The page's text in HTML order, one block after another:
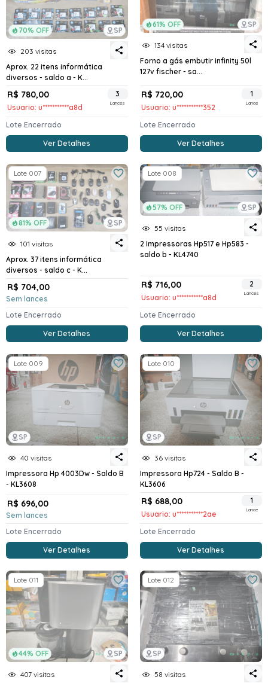
70% OFF SP
203 visitas
Aprox. 22 itens informática
diversos - saldo a - K...
R$ 780,00
Usuario: u***********a8d
3
Lances
Lote Encerrado
Ver Detalhes
61% OFF SP
134 visitas
Forno a gás embutir infinity 50l
127v fischer - sa...
R$ 720,00
Usuario: u***********352
1
Lance
Lote Encerrado
Ver Detalhes
81% OFF SP
Lote 007
101 visitas
Aprox. 37 itens informática
diversos - saldo c - K...
R$ 704,00
Sem lances
Lote Encerrado
Ver Detalhes
57% OFF SP
Lote 008
55 visitas
2 Impressoras Hp517 e Hp583 -
saldo b - KL4740
R$ 716,00
Usuario: u***********a8d
2
Lances
Lote Encerrado
Ver Detalhes
SP
Lote 009
40 visitas
Impressora Hp 4003Dw - Saldo B
- KL3608
R$ 696,00
Sem lances
Lote Encerrado
Ver Detalhes
SP
Lote 010
36 visitas
Impressora Hp724 - Saldo B -
KL3606
R$ 688,00
Usuario: u***********2ae
1
Lance
Lote Encerrado
Ver Detalhes
44% OFF SP
Lote 011
407 visitas
SP
Lote 012
58 visitas